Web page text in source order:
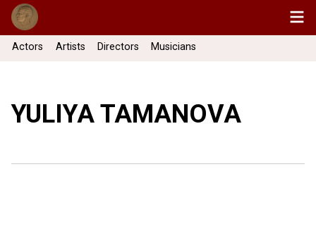
Actors Artists Directors Musicians
YULIYA TAMANOVA